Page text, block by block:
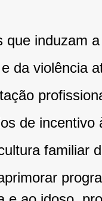
que induzam
da violência
de
familiar